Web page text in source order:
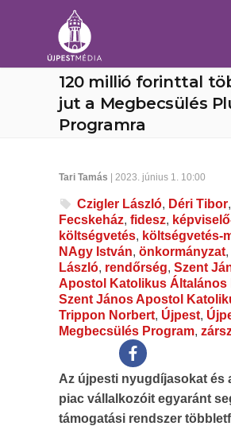
120 millió forinttal
jut a Megbecsülés
Programra
Tari Tamás | 2023. június 1. 10:00
Czigler László, Déri Tibor,
Fecskeház, fidesz,
költségvetés, költségvetés-
NAgy István, önkormányzat,
László, rendőrség, Szent
Apostol Katolikus Általános
Szent János Apostol
Trippon Norbert, Újpest,
Megbecsülés Program,
Az újpesti nyugdíjasokat és
piac vállalkozóit egyaránt
támogatási rendszer